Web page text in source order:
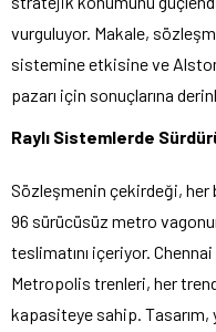
vurguluyor. Makale,
sistemine etkisine ve
pazarı için sonuçlarına
Raylı Sistemlerde
Sözleşmenin çekirdeği,
96 sürücüsüz metro
teslimatını içeriyor.
Metropolis trenleri, her
kapasiteye sahip.